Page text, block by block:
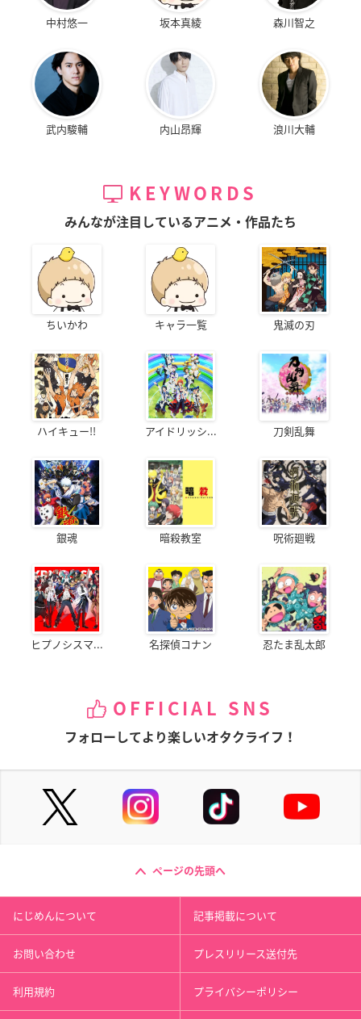
中村悠一 坂本真綾 森川智之
武内駿輔 内山昂輝 浪川大輔
KEYWORDS
みんなが注目しているアニメ・作品たち
ちいかわ キャラ一覧 鬼滅の刃
ハイキュー!! アイドリッシ... 刀剣乱舞
銀魂 暗殺教室 呪術廻戦
ヒプノシスマ... 名探偵コナン 忍たま乱太郎
OFFICIAL SNS
フォローしてより楽しいオタクライフ！
ページの先頭へ
にじめんについて 記事掲載について
お問い合わせ プレスリリース送付先
利用規約 プライバシーポリシー